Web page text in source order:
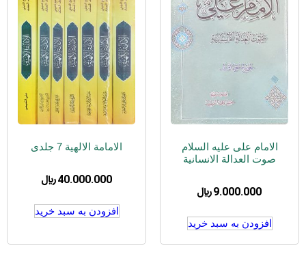
الامام علی علیه السلام
صوت العدالة الانسانیة
9.000.000 ﷼
افزودن به سبد خرید
الامامة الالهیة 7 جلدی
40.000.000 ﷼
افزودن به سبد خرید